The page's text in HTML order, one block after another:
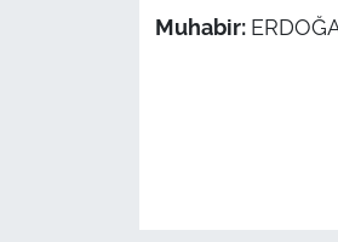
Muhabir: